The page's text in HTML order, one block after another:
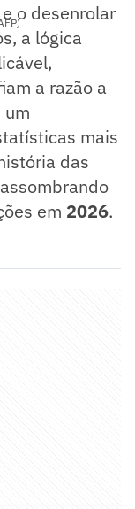
o desenrolar
a lógica
a razão a
um
mais
das
em 2026.